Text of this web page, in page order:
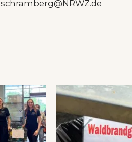
schramberg@NRWZ.de